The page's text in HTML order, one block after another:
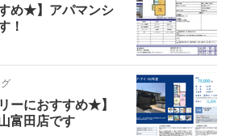
め★】アパマンシ
！
ーにおすすめ★】
富田店です